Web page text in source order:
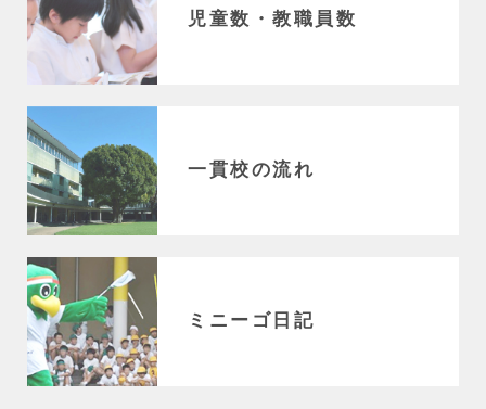
児童数・教職員数
一貫校の流れ
ミニーゴ日記